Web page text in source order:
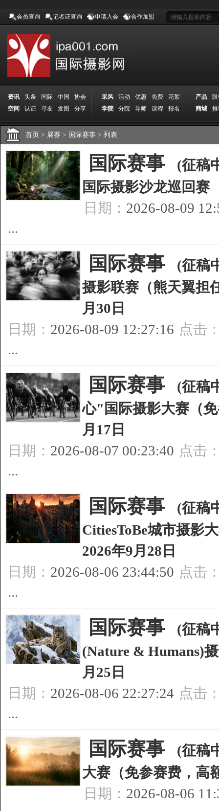
会员查询 记者证查询 申请入会 合作加盟
资讯 头条 国际 中国 协会 采风 活动 优惠 免费 花絮 产品
空间
认证 寻友 发图 分享 学院 分院 导师 课程 报名 商城
首页 > 展赛 > 国际赛事 > 列表
国际赛事]
(征稿
国际摄影沙龙巡回赛
日期： 2026-08-09
...
国际赛事]
(征稿
摄影联赛（熊天翼担
月30日
日期： 2026-08-09 12:27:16 点击
...
国际赛事]
(征稿
心"国际摄影大赛（
月17日
日期： 2026-08-07 00:23:40 点击
...
国际赛事]
(征稿
CitiesToBe城市摄影
2026年9月28日
日期： 2026-08-06 23:44:50 点击
...
国际赛事]
(征稿
(Nature & Humans)
月25日
日期： 2026-08-06 22:27:24 点击
...
国际赛事]
(征稿
大赛（免参赛费，高
日期： 2026-08-06